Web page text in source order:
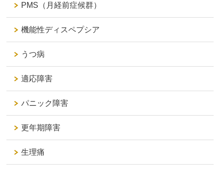
PMS（月経前症候群）
機能性ディスペプシア
うつ病
適応障害
パニック障害
更年期障害
生理痛